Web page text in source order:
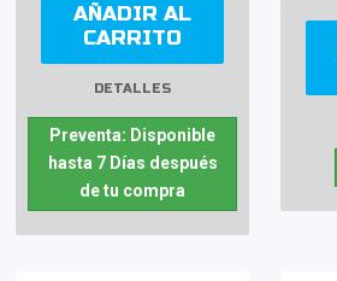
AÑADIR AL
CARRITO
DETALLES
Preventa: Disponible
hasta 7 Días después
de tu compra